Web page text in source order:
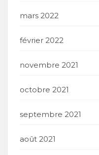
mars 2022
février 2022
novembre 2021
octobre 2021
septembre 2021
août 2021